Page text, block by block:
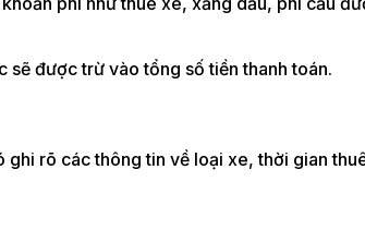
được trừ vào tổng số tiền thanh toán.
rõ các thông tin về loại xe, thời gian